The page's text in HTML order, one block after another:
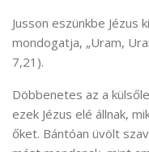
Jusson eszünkbe Jézus
mondogatja, „Uram,
7,21).
Döbbenetes az a
ezek Jézus elé állnak,
őket. Bántóan üvölt